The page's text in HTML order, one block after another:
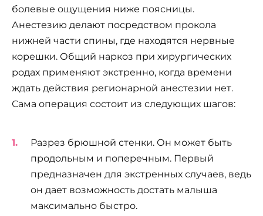
болевые ощущения ниже поясницы.
Анестезию делают посредством прокола
нижней части спины, где находятся нервные
корешки. Общий наркоз при хирургических
родах применяют экстренно, когда времени
ждать действия регионарной анестезии нет.
Сама операция состоит из следующих шагов:
Разрез брюшной стенки. Он может быть
продольным и поперечным. Первый
предназначен для экстренных случаев, ведь
он дает возможность достать малыша
максимально быстро.